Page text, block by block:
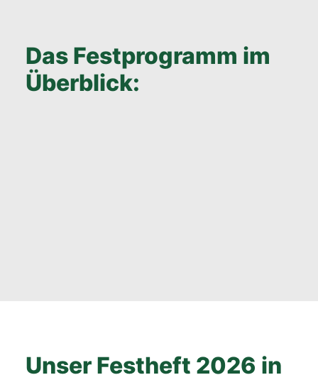
Das Festprogramm im
Überblick:
Unser Festheft 2026 in